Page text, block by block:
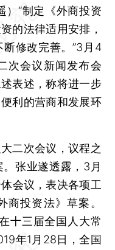
）“制定《外商投资
的法律适用安排，
修改完善。”3月4
次会议新闻发布会
表述，称将进一步
利的营商和发展环
二次会议，议程之
张业遂透露，3月
会议，表决各项工
投资法》草案。
十三届全国人大常
年1月28日，全国